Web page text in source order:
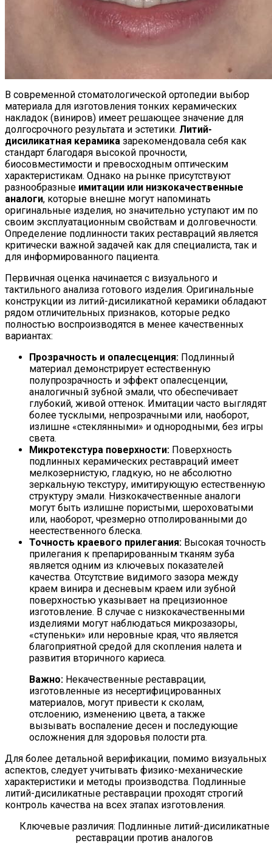
В современной стоматологической ортопедии выбор
материала для изготовления тонких керамических
накладок (виниров) имеет решающее значение для
долгосрочного результата и эстетики. Литий-
дисиликатная керамика зарекомендовала себя как
стандарт благодаря высокой прочности,
биосовместимости и превосходным оптическим
характеристикам. Однако на рынке присутствуют
разнообразные имитации или низкокачественные
аналоги, которые внешне могут напоминать
оригинальные изделия, но значительно уступают им по
своим эксплуатационным свойствам и долговечности.
Определение подлинности таких реставраций является
критически важной задачей как для специалиста, так и
для информированного пациента.
Первичная оценка начинается с визуального и
тактильного анализа готового изделия. Оригинальные
конструкции из литий-дисиликатной керамики обладают
рядом отличительных признаков, которые редко
полностью воспроизводятся в менее качественных
вариантах:
Прозрачность и опалесценция: Подлинный
материал демонстрирует естественную
полупрозрачность и эффект опалесценции,
аналогичный зубной эмали, что обеспечивает
глубокий, живой оттенок. Имитации часто выглядят
более тусклыми, непрозрачными или, наоборот,
излишне «стеклянными» и однородными, без игры
света.
Микротекстура поверхности: Поверхность
подлинных керамических реставраций имеет
мелкозернистую, гладкую, но не абсолютно
зеркальную текстуру, имитирующую естественную
структуру эмали. Низкокачественные аналоги
могут быть излишне пористыми, шероховатыми
или, наоборот, чрезмерно отполированными до
неестественного блеска.
Точность краевого прилегания: Высокая точность
прилегания к препарированным тканям зуба
является одним из ключевых показателей
качества. Отсутствие видимого зазора между
краем винира и десневым краем или зубной
поверхностью указывает на прецизионное
изготовление. В случае с низкокачественными
изделиями могут наблюдаться микрозазоры,
«ступеньки» или неровные края, что является
благоприятной средой для скопления налета и
развития вторичного кариеса.
Важно: Некачественные реставрации,
изготовленные из несертифицированных
материалов, могут привести к сколам,
отслоению, изменению цвета, а также
вызывать воспаление десен и последующие
осложнения для здоровья полости рта.
Для более детальной верификации, помимо визуальных
аспектов, следует учитывать физико-механические
характеристики и методы производства. Подлинные
литий-дисиликатные реставрации проходят строгий
контроль качества на всех этапах изготовления.
Ключевые различия: Подлинные литий-дисиликатные
реставрации против аналогов